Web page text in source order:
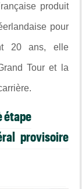
produit
pour
20 ans, elle
Tour et la
étape
provisoire